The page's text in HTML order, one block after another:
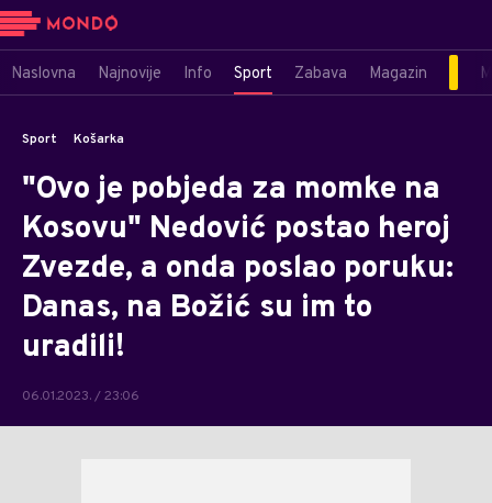
Naslovna Najnovije Info Sport Zabava Magazin
Sport Košarka
"Ovo je pobjeda za momke na
Kosovu" Nedović postao heroj
Zvezde, a onda poslao poruku:
Danas, na Božić su im to
uradili!
06.01.2023. / 23:06